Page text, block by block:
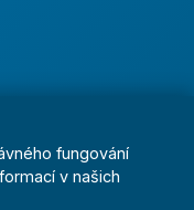
fungování
v našich